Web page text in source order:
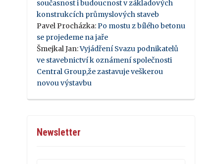
současnost i budoucnost v základových
konstrukcích průmyslových staveb
Pavel Procházka: Po mostu z bílého betonu
se projedeme na jaře
Šmejkal Jan:Vyjádření Svazu podnikatelů
ve stavebnictví k oznámení společnosti
Central Group,že zastavuje veškerou
novou výstavbu
Newsletter